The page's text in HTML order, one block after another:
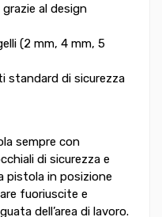
al design
(2 mm, 4 mm, 5
standard di sicurezza
sempre con
di sicurezza e
pistola in posizione
fuoriuscite e
dell’area di lavoro.